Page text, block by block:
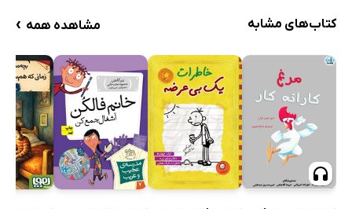
کتاب‌های مشابه مشاهده همه ›